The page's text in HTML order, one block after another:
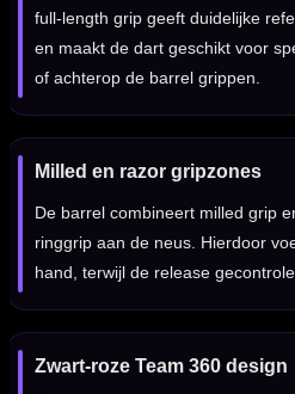
full-length grip geeft duidelijke
en maakt de dart geschikt voor
of achterop de barrel grippen.
Milled en razor gripzones
De barrel combineert milled grip
ringgrip aan de neus. Hierdoor
hand, terwijl de release
Zwart-roze Team 360 design